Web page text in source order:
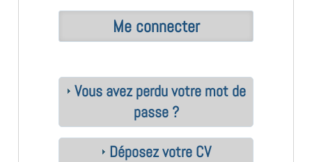
Vous avez perdu votre mot de
passe ?
Déposez votre CV